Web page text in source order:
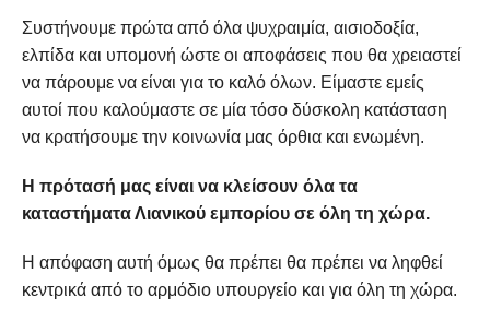
Συστήνουμε πρώτα από όλα ψυχραιμία, αισιοδοξία,
ελπίδα και υπομονή ώστε οι αποφάσεις που θα χρειαστεί
να πάρουμε να είναι για το καλό όλων. Είμαστε εμείς
αυτοί που καλούμαστε σε μία τόσο δύσκολη κατάσταση
να κρατήσουμε την κοινωνία μας όρθια και ενωμένη.
Η πρότασή μας είναι να κλείσουν όλα τα
καταστήματα Λιανικού εμπορίου σε όλη τη χώρα.
Η απόφαση αυτή όμως θα πρέπει θα πρέπει να ληφθεί
κεντρικά από το αρμόδιο υπουργείο και για όλη τη χώρα.